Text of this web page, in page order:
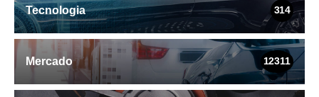
Tecnologia 314
Mercado 12311